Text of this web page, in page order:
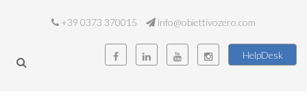
+39 0373 370015 info@obiettivozero.com
HelpDesk